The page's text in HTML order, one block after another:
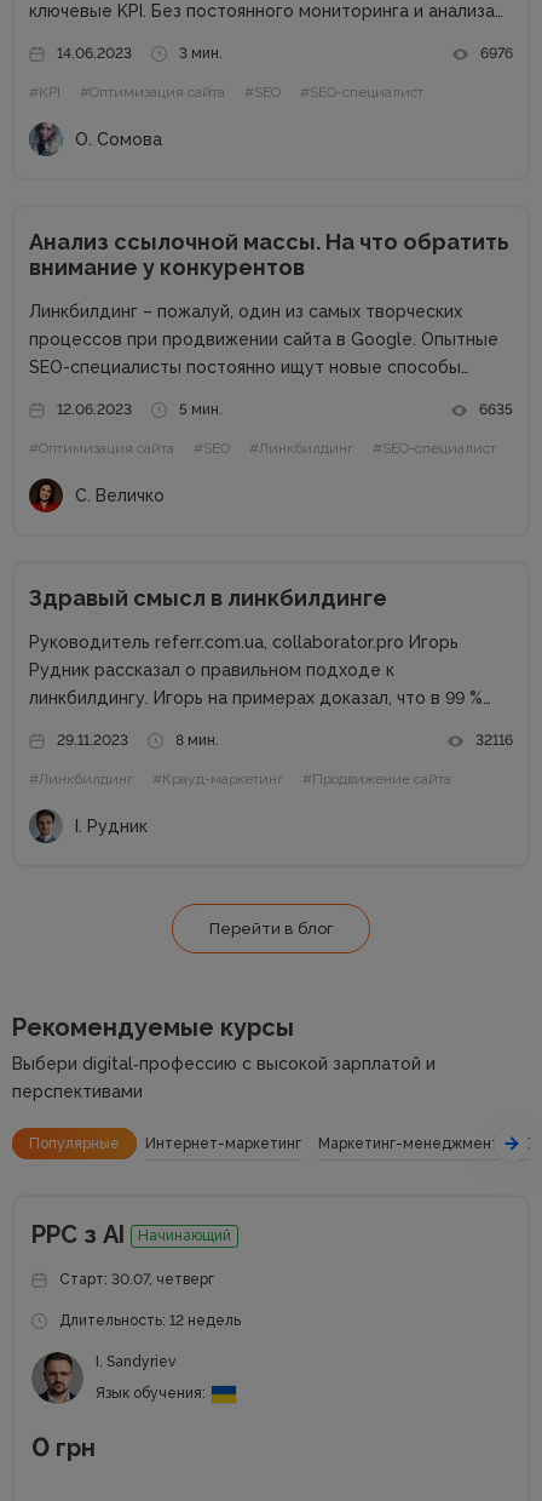
ключевые KPI. Без постоянного мониторинга и анализа
оценить прогресс работы. KPI в SEO, которые
определяют заказчик и исполнитель услуг, позволяет
наладить рабочий процесс, отслеживать данные...
14.06.2023 3 мин. 6976
#KPI #Оптимизация сайта #SEO #SEO-специалист
О. Сомова
Анализ ссылочной массы. На что обратить
внимание у конкурентов
Линкбилдинг – пожалуй, один из самых творческих
процессов при продвижении сайта в Google. Опытные
SEO-специалисты постоянно ищут новые способы
будут стоить недорого, при этом подталкивать нужные
страницы по ключевым запросам. В этой статье мы...
12.06.2023 5 мин. 6635
#Оптимизация сайта #SEO #Линкбилдинг #SEO-специалист
С. Величко
Здравый смысл в линкбилдинге
Руководитель referr.com.ua, collaborator.pro Игорь
Рудник рассказал о правильном подходе к
линкбилдингу. Игорь на примерах доказал, что в 99 %
Сайты можно продвигать множеством способов, среди
которых есть и PBN. При этом PBN разделяются...
29.11.2023 8 мин. 32116
#Линкбилдинг #Крауд-маркетинг #Продвижение сайта
І. Рудник
Перейти в блог
Рекомендуемые курсы
Выбери digital‑профессию с высокой зарплатой и
перспективами
Популярные Интернет-маркетинг Маркетинг-менеджмент
РРС з АІ Начинающий
Старт: 30.07, четверг
Длительность: 12 недель
I. Sandyriev
Язык обучения:
0 грн